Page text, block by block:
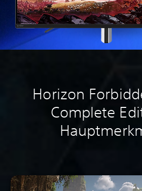
Horizon
Complete